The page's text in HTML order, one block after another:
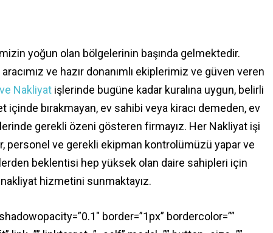
yoğun olan bölgelerinin başında gelmektedir.
ve hazır donanımlı ekiplerimiz ve güven veren
Nakliyat işlerinde bugüne kadar kuralına uygun, belirli
bırakmayan, ev sahibi veya kiracı demeden, ev
gerekli özeni gösteren firmayız. Her Nakliyat işi
personel ve gerekli ekipman kontrolümüzü yapar ve
beklentisi hep yüksek olan daire sahipleri için
hizmetini sunmaktayız.
border=”1px” bordercolor=””